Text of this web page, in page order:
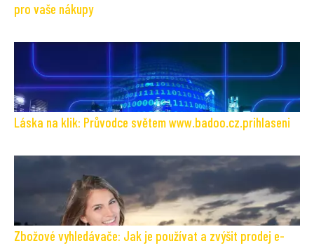
pro vaše nákupy
Láska na klik: Průvodce světem www.badoo.cz.prihlaseni
Zbožové vyhledávače: Jak je používat a zvýšit prodej e-